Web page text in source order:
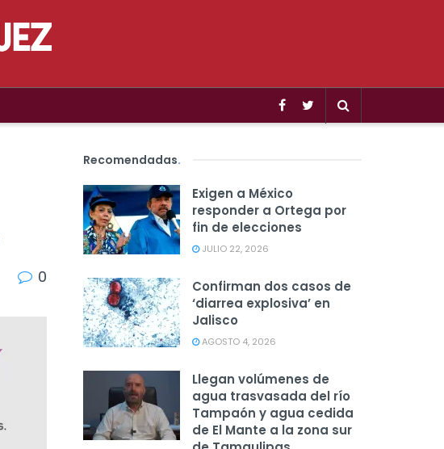
0
Recomendadas.
Exigen a México
responder a Ortega por
fin de elecciones
JULIO 22, 2026
Confirman dos casos de
‘diarrea explosiva’ en
Jalisco
AGOSTO 4, 2026
Llegan volúmenes de
agua trasvasada del río
Tampaón y agua cedida
de El Mante a la zona sur